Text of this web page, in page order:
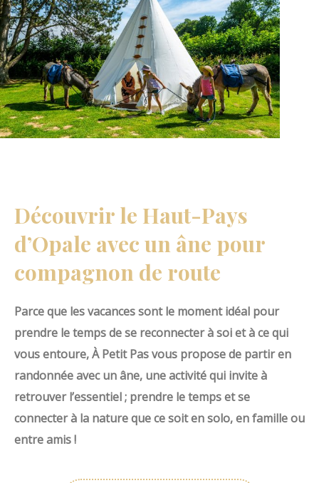
Découvrir le Haut-Pays
d’Opale avec un âne pour
compagnon de route
Parce que les vacances sont le moment idéal pour
prendre le temps de se reconnecter à soi et à ce qui
vous entoure, À Petit Pas vous propose de partir en
randonnée avec un âne, une activité qui invite à
retrouver l’essentiel ; prendre le temps et se
connecter à la nature que ce soit en solo, en famille ou
entre amis !